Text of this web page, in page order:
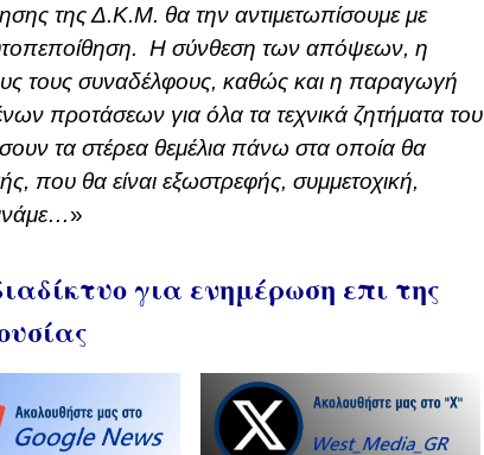
της Δ.Κ.Μ. θα την αντιμετωπίσουμε με
Η σύνθεση των απόψεων, η
τους συναδέλφους, καθώς και η παραγωγή
προτάσεων για όλα τα τεχνικά ζητήματα του
τα στέρεα θεμέλια πάνω στα οποία θα
που θα είναι εξωστρεφής, συμμετοχική,
»
για ενημέρωση επι της